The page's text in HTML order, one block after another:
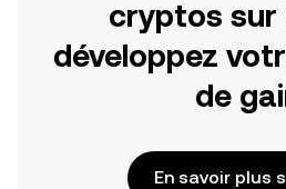
cryptos sur
développez
de
En savoir plus